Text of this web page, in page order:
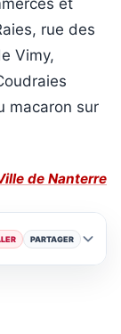
et
rue des
Vimy,
macaron sur
de Nanterre
PARTAGER